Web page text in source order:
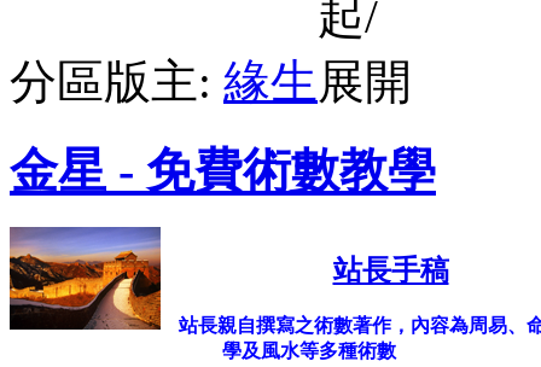
分區版主: 緣生
金星 - 免費術數教學
站長手稿
站長親自撰寫之術數著作，內容為周易、
學及風水等多種術數